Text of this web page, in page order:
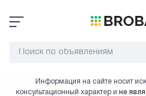
Информация на сайте носит
консультационный характер и не